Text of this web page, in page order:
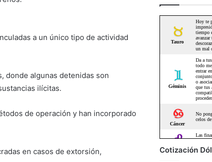
a un único tipo de actividad
donde algunas detenidas son
ilícitas.
de operación y han incorporado
en casos de extorsión,
Cotización